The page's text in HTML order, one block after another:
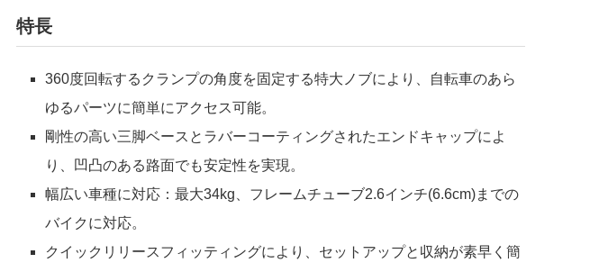
特長
360度回転するクランプの角度を固定する特大ノブにより、自転車のあら
ゆるパーツに簡単にアクセス可能。
剛性の高い三脚ベースとラバーコーティングされたエンドキャップによ
り、凹凸のある路面でも安定性を実現。
幅広い車種に対応：最大34kg、フレームチューブ2.6インチ(6.6cm)までの
バイクに対応。
クイックリリースフィッティングにより、セットアップと収納が素早く簡